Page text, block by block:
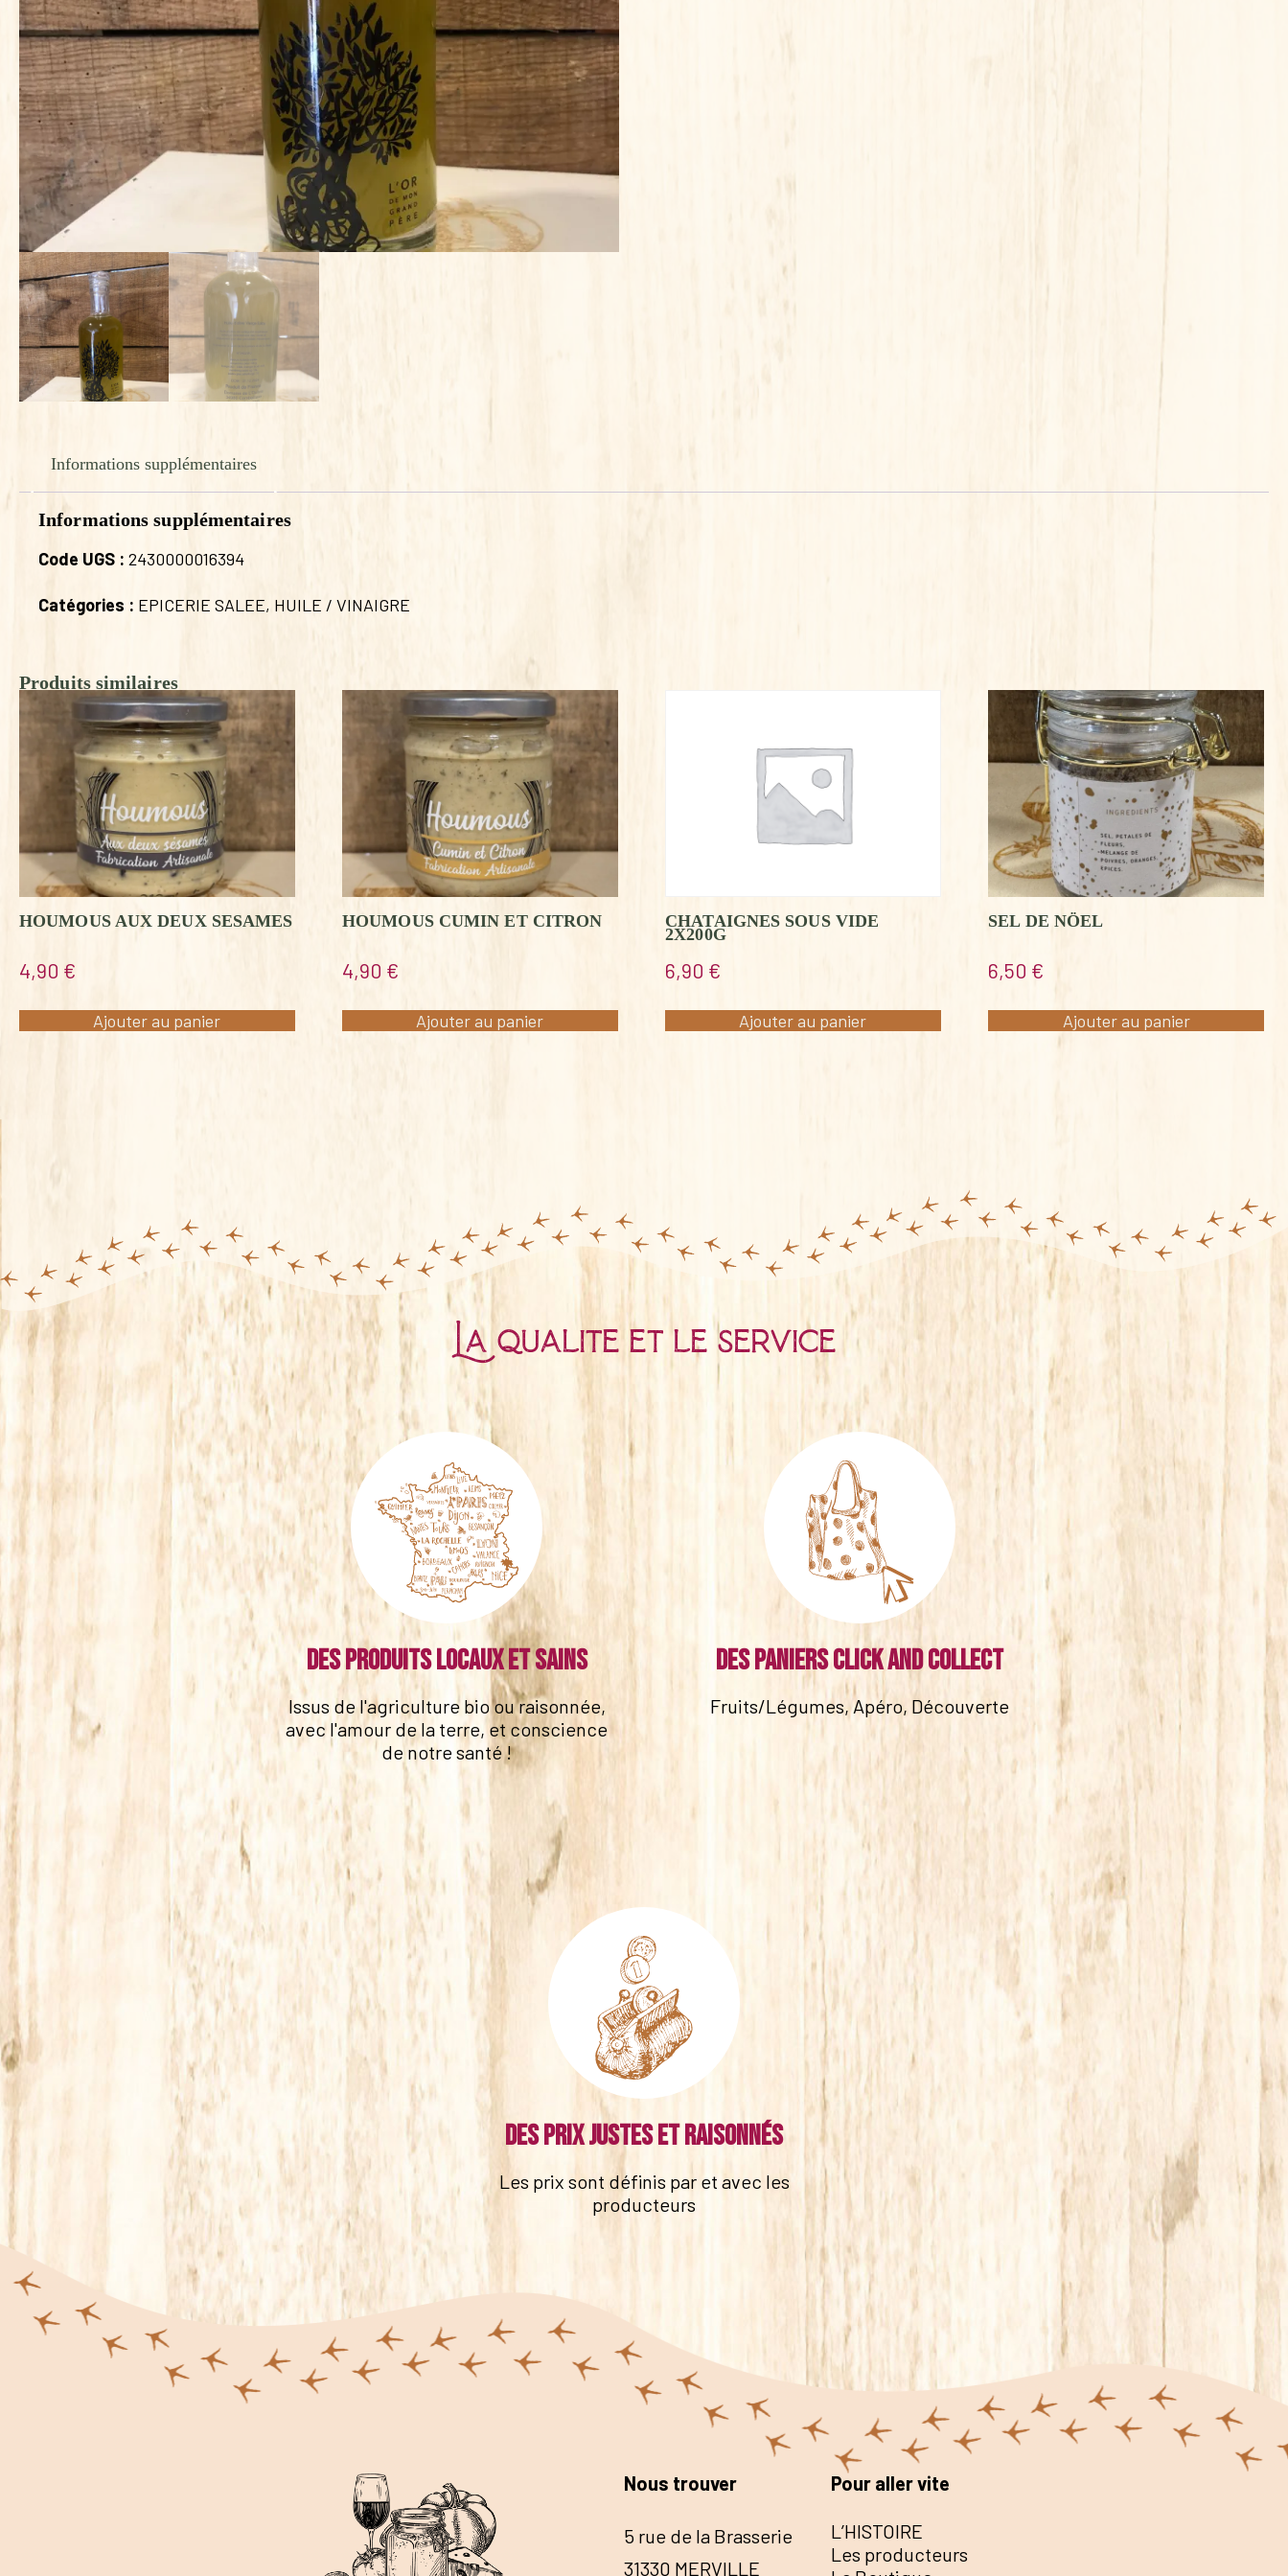
Informations supplémentaires
Informations supplémentaires
Code UGS : 2430000016394
Catégories : EPICERIE SALEE, HUILE / VINAIGRE
Produits similaires
HOUMOUS AUX DEUX SESAMES
4,90 €
Ajouter au panier
HOUMOUS CUMIN ET CITRON
4,90 €
Ajouter au panier
CHATAIGNES SOUS VIDE
2X200G
6,90 €
Ajouter au panier
SEL DE NÖEL
6,50 €
Ajouter au panier
La qualité et le service
Des produits locaux et sains
Issus de l'agriculture bio ou raisonnée,
avec l'amour de la terre, et conscience
de notre santé !
Des paniers click and collect
Fruits/Légumes, Apéro, Découverte
Des prix justes et raisonnés
Les prix sont définis par et avec les
producteurs
Nous trouver
5 rue de la Brasserie
31330 MERVILLE
Pour aller vite
L’HISTOIRE
Les producteurs